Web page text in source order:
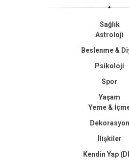
Sağlık
Astroloji
Beslenme &
Psikoloji
Spor
Yaşam
Yeme &
Dekorasyon
İlişkiler
Kendin Yap